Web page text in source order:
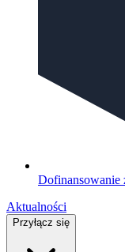
Dofinansowanie
Aktualności
Przyłącz się